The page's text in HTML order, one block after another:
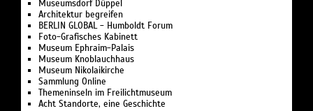
Museumsdorf Düppel
Architektur begreifen
BERLIN GLOBAL - Humboldt Forum
Foto-Grafisches Kabinett
Museum Ephraim-Palais
Museum Knoblauchhaus
Museum Nikolaikirche
Sammlung Online
Themeninseln im Freilichtmuseum
Acht Standorte, eine Geschichte